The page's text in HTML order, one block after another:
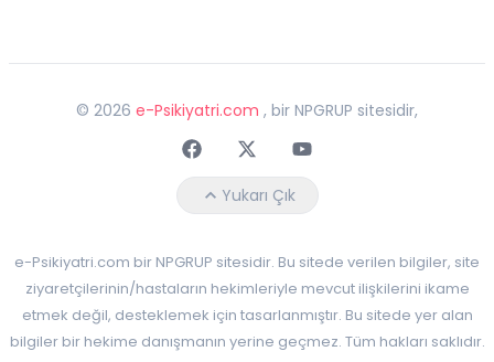
© 2026 e-Psikiyatri.com , bir NPGRUP sitesidir,
FaceebokTwitterYoutube
Yukarı Çık
e-Psikiyatri.com bir NPGRUP sitesidir. Bu sitede verilen bilgiler, site
ziyaretçilerinin/hastaların hekimleriyle mevcut ilişkilerini ikame
etmek değil, desteklemek için tasarlanmıştır. Bu sitede yer alan
bilgiler bir hekime danışmanın yerine geçmez. Tüm hakları saklıdır.